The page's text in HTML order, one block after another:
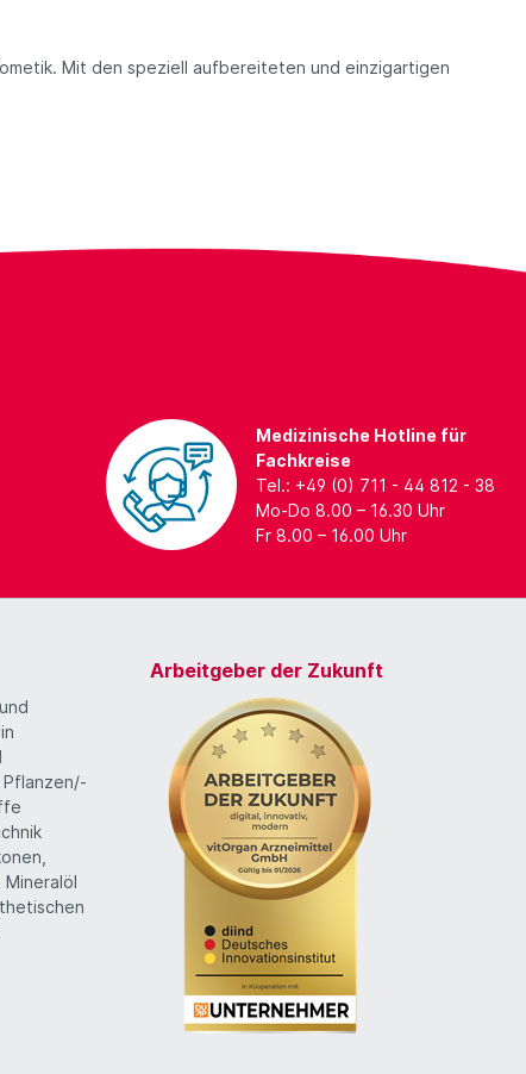
Mit den speziell aufbereiteten und einzigartigen
Medizinische Hotline für
Fachkreise
Tel.: +49 (0) 711 - 44 812 - 38
Mo-Do 8.00 – 16.30 Uhr
Fr 8.00 – 16.00 Uhr
Mineralöl
Arbeitgeber der Zukunft